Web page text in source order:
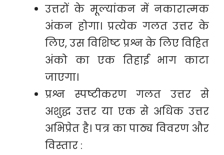
उत्तरों के मूल्यांकन में नकारात्मक
अंकन होगा। प्रत्येक गलत उत्तर के
लिए, उस विशिष्ट प्रश्न के लिए विहित
अंको का एक तिहाई भाग काटा
जाएगा।
प्रश्न स्पष्टीकरण गलत उत्तर से
अशुद्ध उत्तर या एक से अधिक उत्तर
अभिप्रेत है। पत्र का पाठ्य विवरण और
विस्तार :